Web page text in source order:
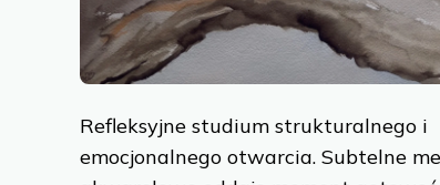
Refleksyjne studium strukturalnego i
emocjonalnego otwarcia. Subtelne